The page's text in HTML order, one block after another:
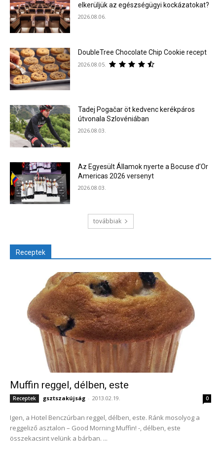
elkerüljük az egészségügyi kockázatokat?
2026.08.06.
DoubleTree Chocolate Chip Cookie recept
2026.08.05.
Tadej Pogačar öt kedvenc kerékpáros
útvonala Szlovéniában
2026.08.03.
Az Egyesült Államok nyerte a Bocuse d’Or
Americas 2026 versenyt
2026.08.03.
továbbiak
Receptek
Muffin reggel, délben, este
Receptek gsztszakújság - 2013.02.19. 0
Igen, a Hotel Benczúrban reggel, délben, este. Ránk mosolyog a
reggeliző asztalon – Good Morning Muffin! -, délben, este
összekacsint velünk a bárban. ...